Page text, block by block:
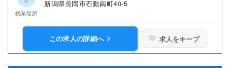
就業場所
新潟県長岡市石動南町40-5
この求人の詳細へ 求人をキープ